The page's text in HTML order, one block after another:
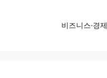
비즈니스·경제